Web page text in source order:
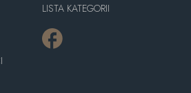
LISTA KATEGORII